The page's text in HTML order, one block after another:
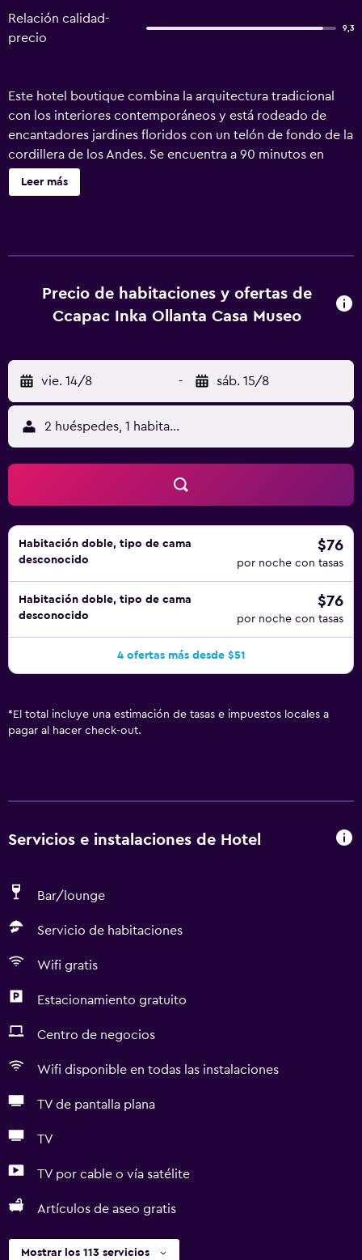
Relación calidad-
precio
9,3
Este hotel boutique combina la arquitectura tradicional
con los interiores contemporáneos y está rodeado de
encantadores jardines floridos con un telón de fondo de la
cordillera de los Andes. Se encuentra a 90 minutos en
coche del centro de Cuzco. Las coloridas habitaciones del
Ccapac Inka Ollanta Casa Museo presentan una
recién hechos. El bar restaurante sirve cocina regional y
cócteles tropicales, mientras que el té y el café se sirven
organizar visitas guiadas y traslados a la ciudad de Cuzco.
Las ruinas históricas de Ollataytambo están a 5 minutos a
pie del hotel. El Ccapac Inka Ollanta Casa Museo ofrece
conexión Wi-Fi y aparcamiento gratuitos. El almuerzo para
llevar se sirve fuera de horario (de 06:00 a 09:00).
Leer más
Precio de habitaciones y ofertas de
Ccapac Inka Ollanta Casa Museo
vie. 14/8 - sáb. 15/8
2 huéspedes, 1 habitación
Habitación doble, tipo de cama
desconocido
$76
por noche con tasas
Habitación doble, tipo de cama
desconocido
$76
por noche con tasas
4 ofertas más desde $51
* El total incluye una estimación de tasas e impuestos locales a
pagar al hacer check-out.
Servicios e instalaciones de Hotel
Bar/lounge
Servicio de habitaciones
Wifi gratis
Estacionamiento gratuito
Centro de negocios
Wifi disponible en todas las instalaciones
TV de pantalla plana
TV
TV por cable o vía satélite
Artículos de aseo gratis
Mostrar los 113 servicios